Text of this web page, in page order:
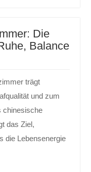
Die
Balance
trägt
und zum
chinesische
das Ziel,
die Lebensenergie